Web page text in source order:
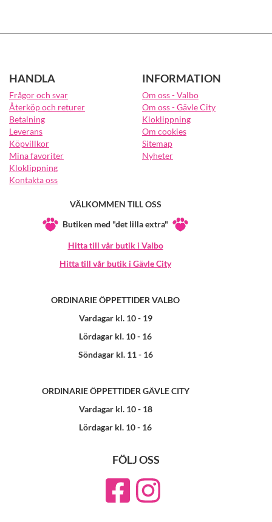
HANDLA
Frågor och svar
Återköp och returer
Betalning
Leverans
Köpvillkor
Mina favoriter
Kloklippning
Kontakta oss
INFORMATION
Om oss - Valbo
Om oss - Gävle City
Kloklippning
Om cookies
Sitemap
Nyheter
VÄLKOMMEN TILL OSS
Butiken med "det lilla extra"
Hitta till vår butik i Valbo
Hitta till vår butik i Gävle City
ORDINARIE ÖPPETTIDER VALBO
Vardagar kl. 10 - 19
Lördagar kl. 10 - 16
Söndagar kl. 11 - 16
ORDINARIE ÖPPETTIDER GÄVLE CITY
Vardagar kl. 10 - 18
Lördagar kl. 10 - 16
FÖLJ OSS